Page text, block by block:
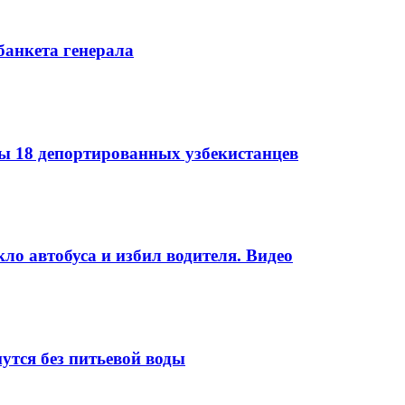
генерала
депортированных узбекистанцев
автобуса и избил водителя. Видео
без питьевой воды